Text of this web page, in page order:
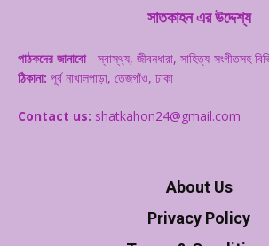
সাতকাহন এর উদ্দেশ্য
পাঠকদের জানাবো - স্বাস্থ‌্য, জীবনধারা, সাহিত্য-সংগীতসহ
ঠিকানা: পূর্ব নাখালপাড়া, তেজগাঁও, ঢাকা
Contact us: shatkahon24@gmail.com
About Us
Privacy Policy